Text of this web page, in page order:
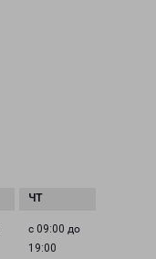
с 09:00 до
19:00